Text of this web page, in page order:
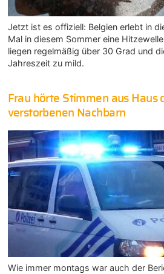
Jetzt ist es offiziell: Belgien erlebt in
Mal in diesem Sommer eine
liegen regelmäßig über 30 Grad und
Jahreszeit zu mild.
Frau hörte Stimmen aus Haus
verstorbenen Nachbarn
Wie immer montags war auch der